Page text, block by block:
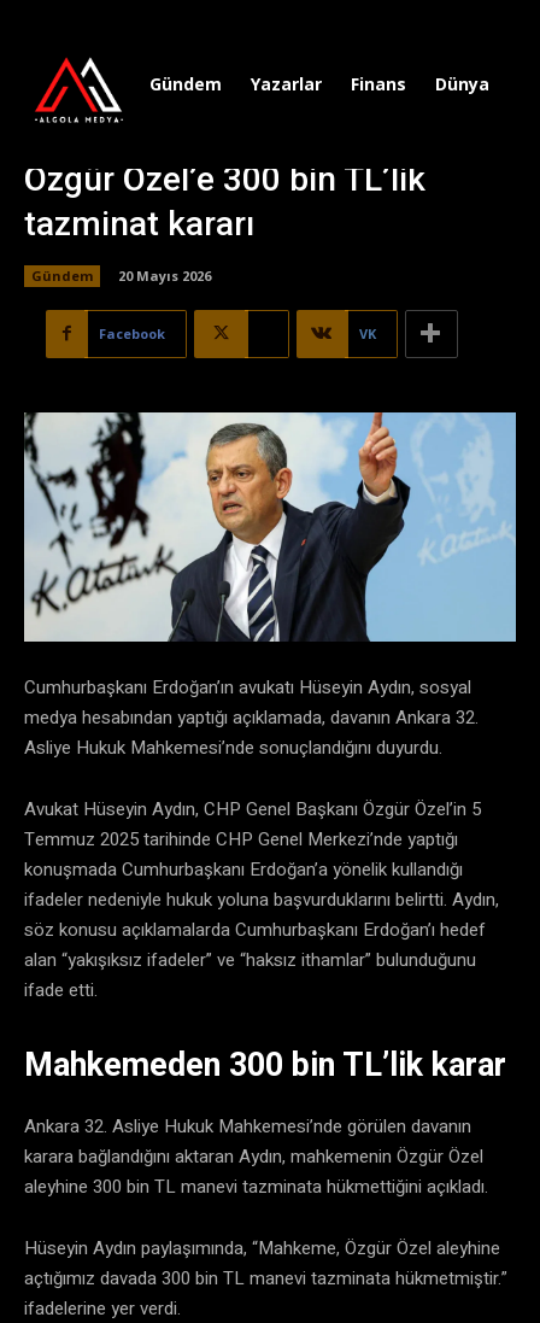
Gündem Yazarlar Finans Dünya
Özgür Özel’e 300 bin TL’lik
tazminat kararı
Gündem 20 Mayıs 2026
Facebook VK
Cumhurbaşkanı Erdoğan’ın avukatı Hüseyin Aydın, sosyal
medya hesabından yaptığı açıklamada, davanın Ankara 32.
Asliye Hukuk Mahkemesi’nde sonuçlandığını duyurdu.
Avukat Hüseyin Aydın, CHP Genel Başkanı Özgür Özel’in 5
Temmuz 2025 tarihinde CHP Genel Merkezi’nde yaptığı
konuşmada Cumhurbaşkanı Erdoğan’a yönelik kullandığı
ifadeler nedeniyle hukuk yoluna başvurduklarını belirtti. Aydın,
söz konusu açıklamalarda Cumhurbaşkanı Erdoğan’ı hedef
alan “yakışıksız ifadeler” ve “haksız ithamlar” bulunduğunu
ifade etti.
Mahkemeden 300 bin TL’lik karar
Ankara 32. Asliye Hukuk Mahkemesi’nde görülen davanın
karara bağlandığını aktaran Aydın, mahkemenin Özgür Özel
aleyhine 300 bin TL manevi tazminata hükmettiğini açıkladı.
Hüseyin Aydın paylaşımında, “Mahkeme, Özgür Özel aleyhine
açtığımız davada 300 bin TL manevi tazminata hükmetmiştir.”
ifadelerine yer verdi.